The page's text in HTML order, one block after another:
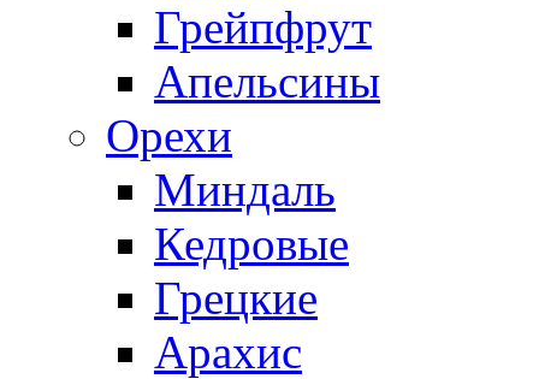
Грейпфрут
Апельсины
Орехи
Миндаль
Кедровые
Грецкие
Арахис